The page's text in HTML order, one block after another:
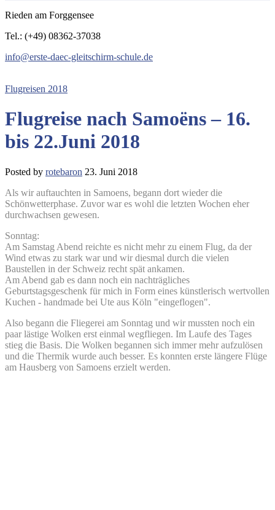
Rieden am Forggensee
Tel.: (+49) 08362-37038
info@erste-daec-gleitschirm-schule.de
Flugreisen 2018
Flugreise nach Samoëns – 16.
bis 22.Juni 2018
Posted by rotebaron 23. Juni 2018
Als wir auftauchten in Samoens, begann dort wieder die
Schönwetterphase. Zuvor war es wohl die letzten Wochen eher
durchwachsen gewesen.
Sonntag:
Am Samstag Abend reichte es nicht mehr zu einem Flug, da der
Wind etwas zu stark war und wir diesmal durch die vielen
Baustellen in der Schweiz recht spät ankamen.
Am Abend gab es dann noch ein nachträgliches
Geburtstagsgeschenk für mich in Form eines künstlerisch wertvollen
Kuchen - handmade bei Ute aus Köln "eingeflogen".
Also begann die Fliegerei am Sonntag und wir mussten noch ein
paar lästige Wolken erst einmal wegfliegen. Im Laufe des Tages
stieg die Basis. Die Wolken begannen sich immer mehr aufzulösen
und die Thermik wurde auch besser. Es konnten erste längere Flüge
am Hausberg von Samoens erzielt werden.